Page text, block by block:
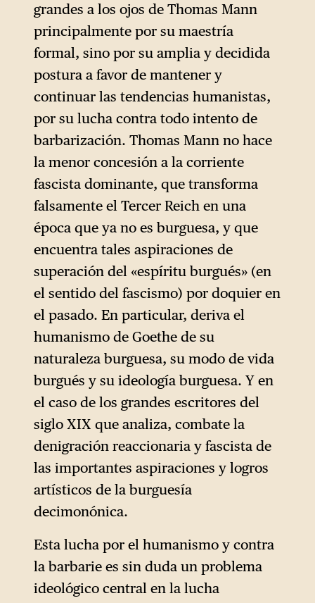
grandes a los ojos de Thomas Mann
principalmente por su maestría
formal, sino por su amplia y decidida
postura a favor de mantener y
continuar las tendencias humanistas,
por su lucha contra todo intento de
barbarización. Thomas Mann no hace
la menor concesión a la corriente
fascista dominante, que transforma
falsamente el Tercer Reich en una
época que ya no es burguesa, y que
encuentra tales aspiraciones de
superación del «espíritu burgués» (en
el sentido del fascismo) por doquier en
el pasado. En particular, deriva el
humanismo de Goethe de su
naturaleza burguesa, su modo de vida
burgués y su ideología burguesa. Y en
el caso de los grandes escritores del
siglo XIX que analiza, combate la
denigración reaccionaria y fascista de
las importantes aspiraciones y logros
artísticos de la burguesía
decimonónica.
Esta lucha por el humanismo y contra
la barbarie es sin duda un problema
ideológico central en la lucha